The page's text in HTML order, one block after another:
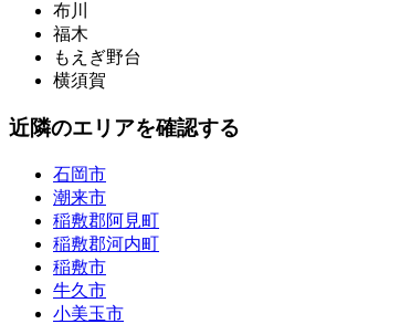
布川
福木
もえぎ野台
横須賀
近隣のエリアを確認する
石岡市
潮来市
稲敷郡阿見町
稲敷郡河内町
稲敷市
牛久市
小美玉市